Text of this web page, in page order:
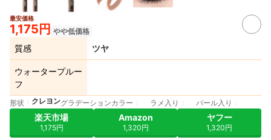
最安価格
1,175円 やや低価格
質感 ツヤ
ウォータープルー
フ
形状 クレヨングラデーションカラー ラメ入り パール入り
楽天市場
1,175円
Amazon
1,320円
ヤフー
1,320円